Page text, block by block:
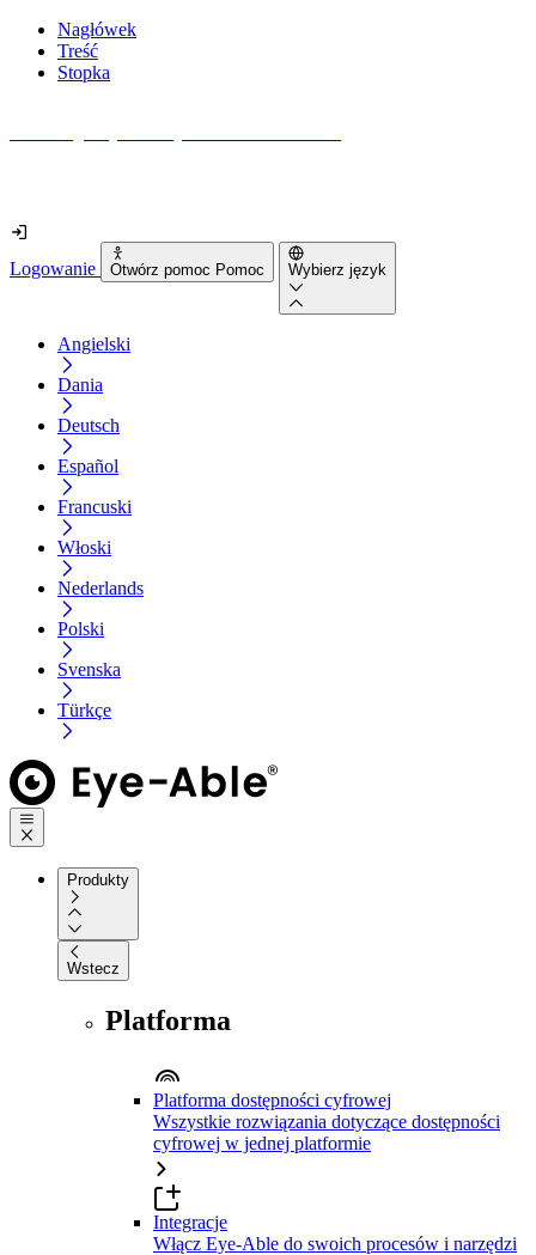
Nagłówek
Treść
Stopka
Logowanie Otwórz pomoc Pomoc Wybierz język
Angielski
Dania
Deutsch
Español
Francuski
Włoski
Nederlands
Polski
Svenska
Türkçe
Produkty
Wstecz
Platforma
Platforma dostępności cyfrowej
Wszystkie rozwiązania dotyczące dostępności
cyfrowej w jednej platformie
Integracje
Włącz Eye-Able do swoich procesów i narzędzi